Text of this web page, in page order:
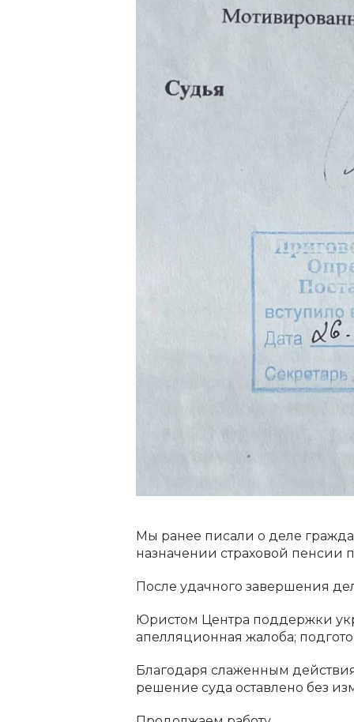
Мы ранее писали о деле
назначении страховой пенсии
После удачного завершения
Юристом Центра поддержки
апелляционная жалоба;
Благодаря слаженным
решение суда оставлено без